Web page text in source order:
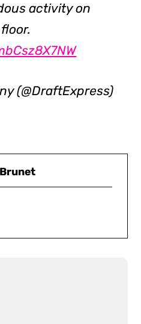
activity on
(@DraftExpress)